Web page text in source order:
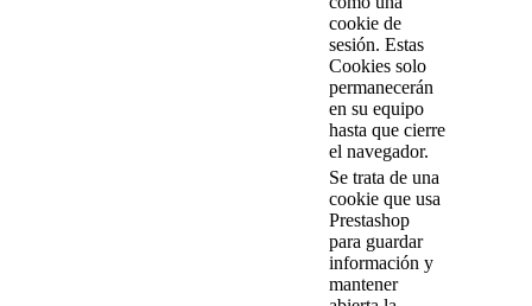
cookie de
sesión. Estas
Cookies solo
permanecerán
en su equipo
hasta que cierre
el navegador.
Se trata de una
cookie que usa
Prestashop
para guardar
información y
mantener